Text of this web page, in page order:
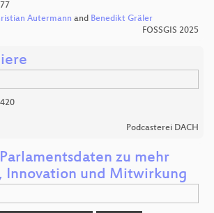
77
Autermann and Benedikt Gräler
FOSSGIS 2025
420
Podcasterei DACH
zu mehr
Innovation und Mitwirkung